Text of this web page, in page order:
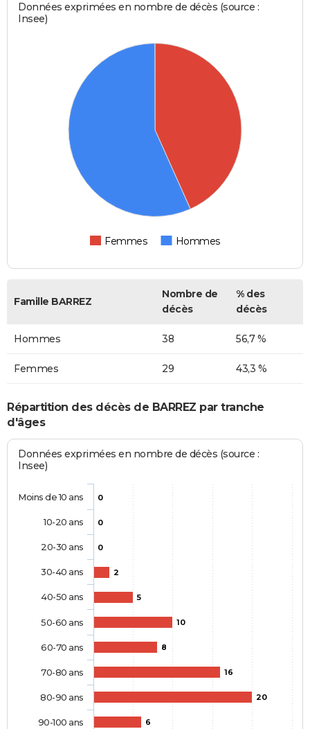
Données exprimées en nombre de décès (source :
Insee)
Femmes Hommes
Famille BARREZ
Nombre de
décès
% des
décès
Hommes 38 56,7 %
Femmes 29 43,3 %
Répartition des décès de BARREZ par tranche
d'âges
Données exprimées en nombre de décès (source :
Insee)
0
0
0
2
5
10
8
16
20
6
Moins de 10 ans
10-20 ans
20-30 ans
30-40 ans
40-50 ans
50-60 ans
60-70 ans
70-80 ans
80-90 ans
90-100 ans